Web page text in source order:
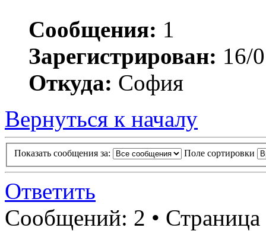
Сообщения: 1
Зарегистрирован: 16/
Откуда: София
Вернуться к началу
Показать сообщения за: Поле сортировки
Ответить
Сообщений: 2 • Страница